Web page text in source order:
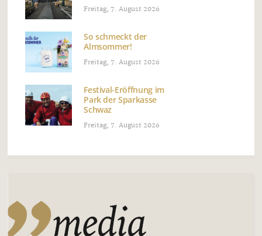
Freitag, 7. August 2026
So schmeckt der
Almsommer!
Freitag, 7. August 2026
Festival-Eröffnung im
Park der Sparkasse
Schwaz
Freitag, 7. August 2026